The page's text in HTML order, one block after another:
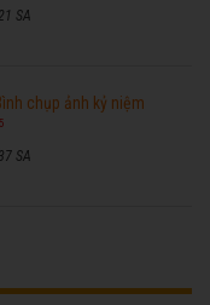
SA
chụp ảnh kỷ niệm
SA